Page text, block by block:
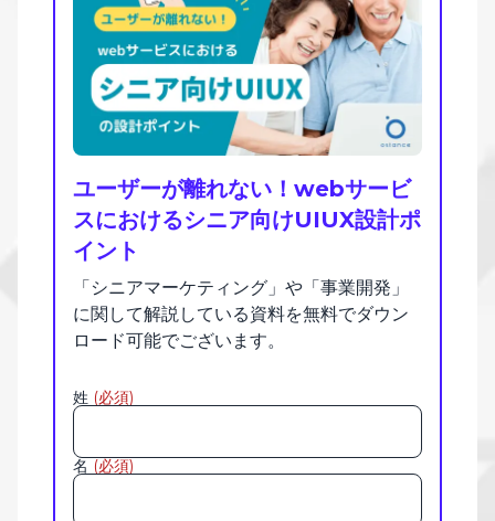
ユーザーが離れない！webサービ
スにおけるシニア向けUIUX設計ポ
イント
「シニアマーケティング」や「事業開発」
に関して解説している資料を無料でダウン
ロード可能でございます。
姓 (必須)
名 (必須)